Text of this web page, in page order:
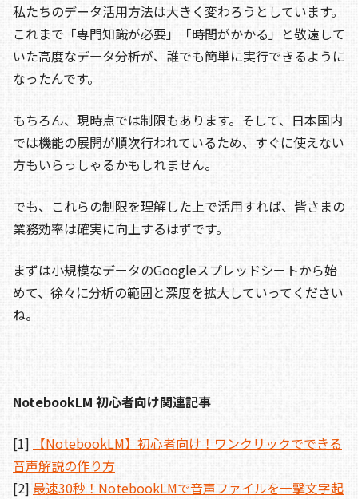
私たちのデータ活用方法は大きく変わろうとしています。
これまで「専門知識が必要」「時間がかかる」と敬遠して
いた高度なデータ分析が、誰でも簡単に実行できるように
なったんです。
もちろん、現時点では制限もあります。そして、日本国内
では機能の展開が順次行われているため、すぐに使えない
方もいらっしゃるかもしれません。
でも、これらの制限を理解した上で活用すれば、皆さまの
業務効率は確実に向上するはずです。
まずは小規模なデータのGoogleスプレッドシートから始
めて、徐々に分析の範囲と深度を拡大していってください
ね。
NotebookLM 初心者向け関連記事
[1]
【NotebookLM】初心者向け！ワンクリックでできる
音声解説の作り方
[2] 最速30秒！NotebookLMで音声ファイルを一撃文字起